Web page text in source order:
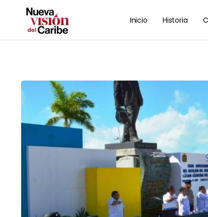
Inicio Historia